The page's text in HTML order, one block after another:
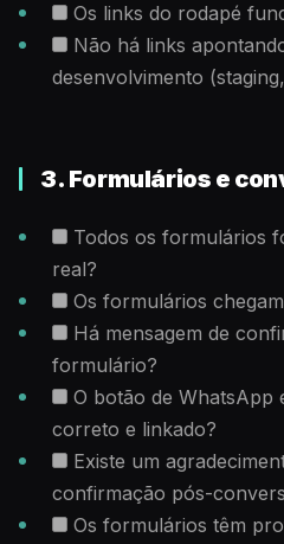
Os links do rodapé
Não há links
desenvolvimento
3. Formulários e
Todos os formulários
real?
Os formulários
Há mensagem de
formulário?
O botão de WhatsApp
correto e linkado?
Existe um
confirmação pós-
Os formulários têm